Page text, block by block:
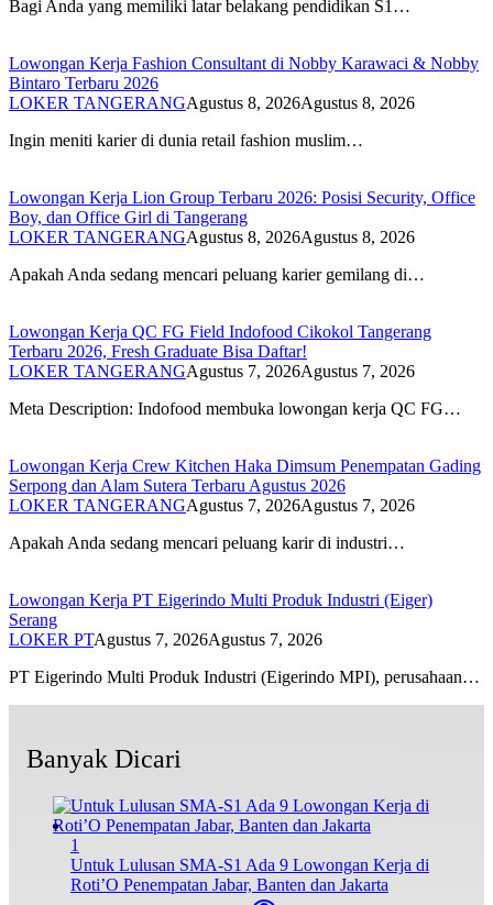
Bagi Anda yang memiliki latar belakang pendidikan S1…
Lowongan Kerja Fashion Consultant di Nobby Karawaci & Nobby
Bintaro Terbaru 2026
LOKER TANGERANGAgustus 8, 2026Agustus 8, 2026
Ingin meniti karier di dunia retail fashion muslim…
Lowongan Kerja Lion Group Terbaru 2026: Posisi Security, Office
Boy, dan Office Girl di Tangerang
LOKER TANGERANGAgustus 8, 2026Agustus 8, 2026
Apakah Anda sedang mencari peluang karier gemilang di…
Lowongan Kerja QC FG Field Indofood Cikokol Tangerang
Terbaru 2026, Fresh Graduate Bisa Daftar!
LOKER TANGERANGAgustus 7, 2026Agustus 7, 2026
Meta Description: Indofood membuka lowongan kerja QC FG…
Lowongan Kerja Crew Kitchen Haka Dimsum Penempatan Gading
Serpong dan Alam Sutera Terbaru Agustus 2026
LOKER TANGERANGAgustus 7, 2026Agustus 7, 2026
Apakah Anda sedang mencari peluang karir di industri…
Lowongan Kerja PT Eigerindo Multi Produk Industri (Eiger)
Serang
LOKER PTAgustus 7, 2026Agustus 7, 2026
PT Eigerindo Multi Produk Industri (Eigerindo MPI), perusahaan…
Banyak Dicari
1
Untuk Lulusan SMA-S1 Ada 9 Lowongan Kerja di
Roti’O Penempatan Jabar, Banten dan Jakarta